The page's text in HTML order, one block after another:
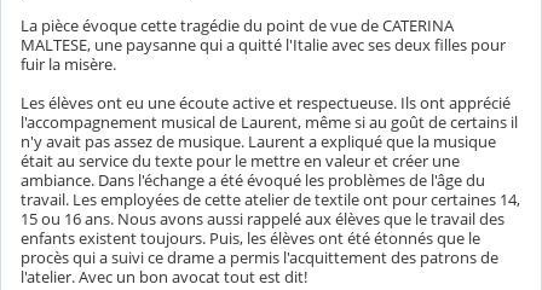
La pièce évoque cette tragédie du point de vue de CATERINA
MALTESE, une paysanne qui a quitté l'Italie avec ses deux filles pour
fuir la misère.
Les élèves ont eu une écoute active et respectueuse. Ils ont apprécié
l'accompagnement musical de Laurent, même si au goût de certains il
n'y avait pas assez de musique. Laurent a expliqué que la musique
était au service du texte pour le mettre en valeur et créer une
ambiance. Dans l'échange a été évoqué les problèmes de l'âge du
travail. Les employées de cette atelier de textile ont pour certaines 14,
15 ou 16 ans. Nous avons aussi rappelé aux élèves que le travail des
enfants existent toujours. Puis, les élèves ont été étonnés que le
procès qui a suivi ce drame a permis l'acquittement des patrons de
l'atelier. Avec un bon avocat tout est dit!